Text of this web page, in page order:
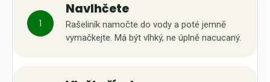
1
Navlhčete
Rašeliník namočte do vody a poté jemně
vymačkejte. Má být vlhký, ne úplně nacucaný.